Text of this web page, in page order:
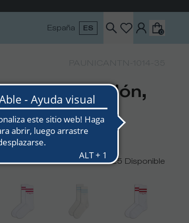
España ES 0
en Algodón,
Blanco
25 Disponible